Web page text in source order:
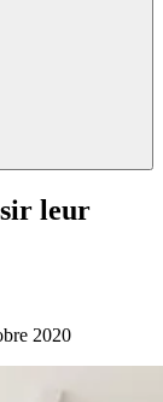
leur
2020